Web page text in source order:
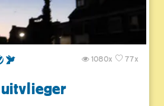
77x
1080x